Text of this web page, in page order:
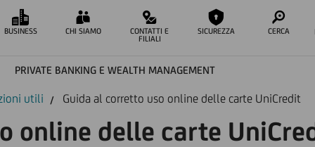
PRIVATE BANKING E WEALTH MANAGEMENT
BUSINESS CHI SIAMO CONTATTI E
FILIALI
SICUREZZA CERCA
utili Guida al corretto uso online delle carte UniCredit
online delle carte